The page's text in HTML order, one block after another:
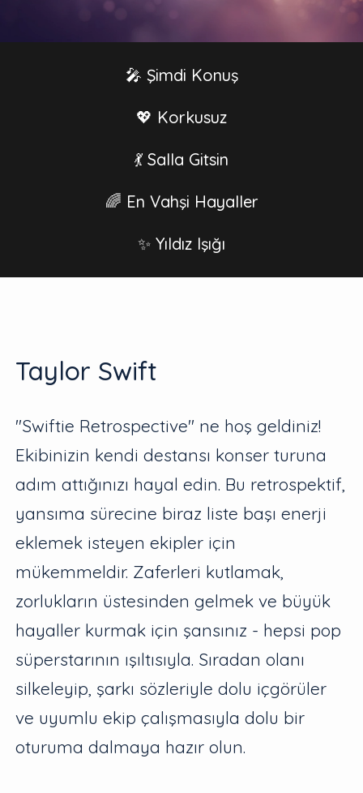
🎤 Şimdi Konuş
💖 Korkusuz
💃 Salla Gitsin
🌈 En Vahşi Hayaller
✨ Yıldız Işığı
Taylor Swift
"Swiftie Retrospective" ne hoş geldiniz!
Ekibinizin kendi destansı konser turuna
adım attığınızı hayal edin. Bu retrospektif,
yansıma sürecine biraz liste başı enerji
eklemek isteyen ekipler için
mükemmeldir. Zaferleri kutlamak,
zorlukların üstesinden gelmek ve büyük
hayaller kurmak için şansınız - hepsi pop
süperstarının ışıltısıyla. Sıradan olanı
silkeleyip, şarkı sözleriyle dolu içgörüler
ve uyumlu ekip çalışmasıyla dolu bir
oturuma dalmaya hazır olun.